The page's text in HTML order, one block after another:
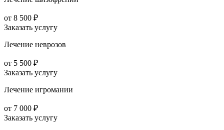
от 8 500 ₽
Заказать услугу
Лечение неврозов
от 5 500 ₽
Заказать услугу
Лечение игромании
от 7 000 ₽
Заказать услугу